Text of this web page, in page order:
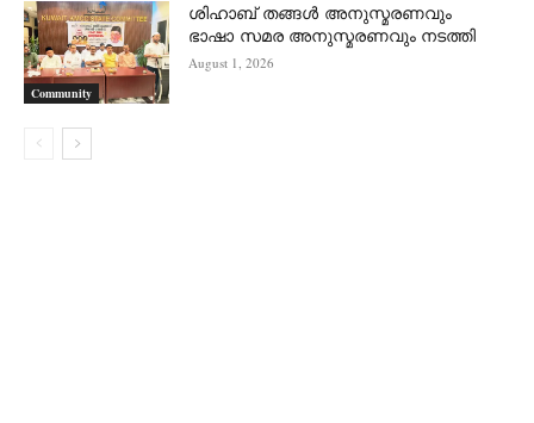
Community
ശിഹാബ് തങ്ങൾ അനുസ്മരണവും
ഭാഷാ സമര അനുസ്മരണവും നടത്തി
August 1, 2026